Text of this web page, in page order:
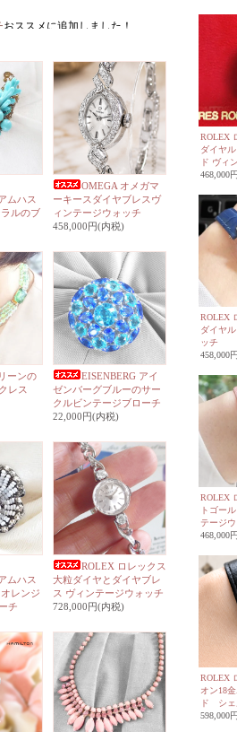
おススメに追加しました！
クパールとターコイズのイヤリン
バーグブルーのサークルビンテー
ディースヴィンテージウォッチ入
ネックレス、OMEGA オメガ 葉
した！
イトゴールド ダイヤ
ファリ ミルクガラスのフラワーイ
ムハス
ルのブ
OMEGA オメガマ
ーキースダイヤブレスヴ
ィンテージウォッチ
458,000円(内税)
ーンの
レス
EISENBERG アイ
ゼンバーグブルーのサー
クルビンテージブローチ
22,000円(内税)
ムハス
レンジ
チ
ROLEX ロレックス
大粒ダイヤとダイヤブレ
ス ヴィンテージウォッチ
728,000円(内税)
ROLEX
ダイヤ
ド ヴィ
468,000
ROLEX
ダイヤ
ッチ
458,000
ROLEX
トゴー
テージ
468,000
ROLEX
オン18
ド シェ
598,000